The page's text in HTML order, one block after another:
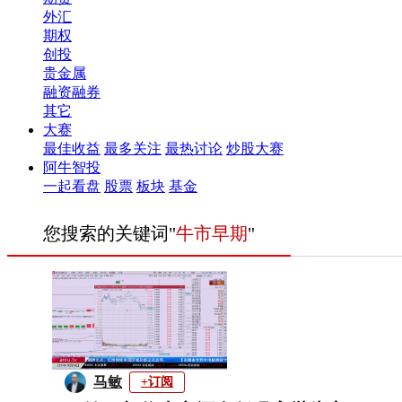
外汇
期权
创投
贵金属
融资融券
其它
大赛
最佳收益 最多关注 最热讨论 炒股大赛
阿牛智投
一起看盘 股票 板块 基金
您搜索的关键词"牛市早期"
马敏 +订阅